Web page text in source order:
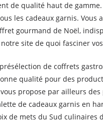
de qualité haut de
les cadeaux garnis.
gourmand de Noël,
site de quoi fasciner
de coffrets
qualité pour des
propose par ailleurs
de cadeaux garnis en
de mets du Sud